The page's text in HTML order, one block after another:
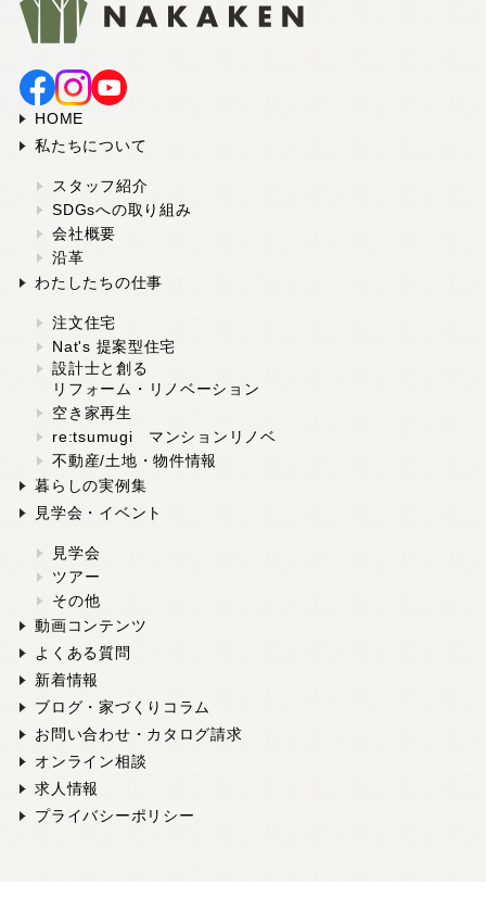
HOME
私たちについて
スタッフ紹介
SDGsへの取り組み
会社概要
沿革
わたしたちの仕事
注文住宅
Nat's 提案型住宅
設計士と創る
リフォーム・リノベーション
空き家再生
re:tsumugi マンションリノベ
不動産/土地・物件情報
暮らしの実例集
見学会・イベント
見学会
ツアー
その他
動画コンテンツ
よくある質問
新着情報
ブログ・家づくりコラム
お問い合わせ・カタログ請求
オンライン相談
求人情報
プライバシーポリシー